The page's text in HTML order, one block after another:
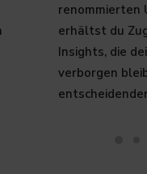
renommierten
erhältst du
Insights, die
verborgen